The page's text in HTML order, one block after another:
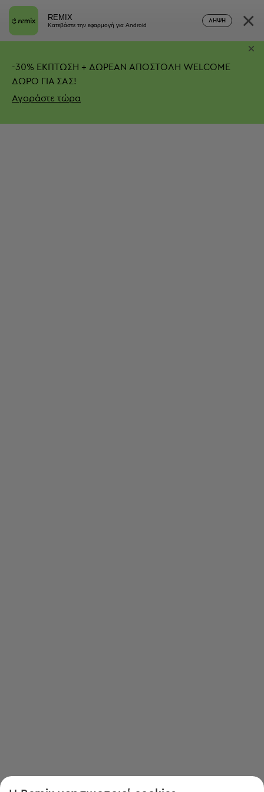
REMIX
Κατεβάστε την εφαρμογή για Android
ΛΉΨΗ ×
-30% ΕΚΠΤΩΣΗ + ΔΩΡΕΑΝ ΑΠΟΣΤΟΛΗ WELCOME
ΔΩΡΟ ΓΙΑ ΣΑΣ!
Αγοράστε τώρα
×